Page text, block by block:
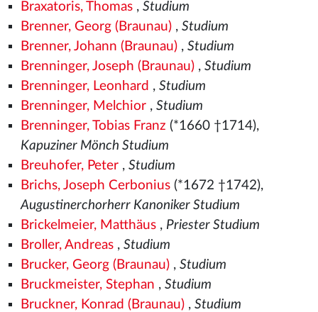
Braxatoris, Thomas, Studium
Brenner, Georg (Braunau), Studium
Brenner, Johann (Braunau), Studium
Brenninger, Joseph (Braunau), Studium
Brenninger, Leonhard , Studium
Brenninger, Melchior, Studium
Brenninger, Tobias Franz (*1660 †1714),
Kapuziner Mönch Studium
Breuhofer, Peter, Studium
Brichs, Joseph Cerbonius(*1672 †1742),
Augustinerchorherr Kanoniker Studium
Brickelmeier, Matthäus, Priester Studium
Broller, Andreas, Studium
Brucker, Georg (Braunau), Studium
Bruckmeister, Stephan , Studium
Bruckner, Konrad (Braunau), Studium